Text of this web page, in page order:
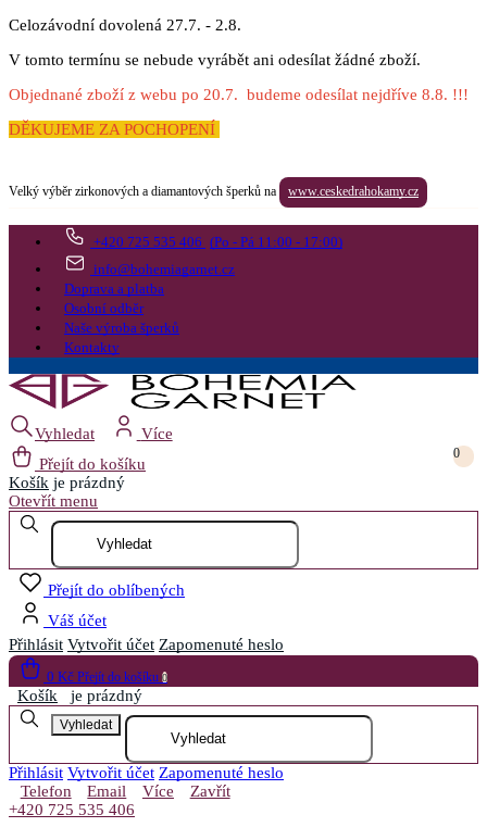
Celozávodní dovolená 27.7. - 2.8.
V tomto termínu se nebude vyrábět ani odesílat žádné zboží.
Objednané zboží z webu po 20.7. budeme odesílat nejdříve 8.8. !!!
DĚKUJEME ZA POCHOPENÍ
Velký výběr zirkonových a diamantových šperků na www.ceskedrahokamy.cz
+420 725 535 406 (Po - Pá 11:00 - 17:00)
info@bohemiagarnet.cz
Doprava a platba
Osobní odběr
Naše výroba šperků
Kontakty
Vyhledat
Více
Přejít do košíku
0
Košík je prázdný
Otevřít menu
Přejít do oblíbených
Váš účet
Přihlásit Vytvořit účet Zapomenuté heslo
0 Kč Přejít do košíku 0
Košík je prázdný
Vyhledat
Přihlásit Vytvořit účet Zapomenuté heslo
Telefon
Email Více
Zavřít
+420 725 535 406